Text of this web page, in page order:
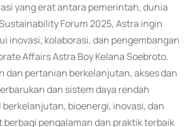
yang erat antara pemerintah, dunia
Forum 2025, Astra ingin
inovasi, kolaborasi, dan pengembangan
Affairs Astra Boy Kelana Soebroto.
dan pertanian berkelanjutan, akses dan
dan sistem daya rendah
bioenergi, inovasi, dan
pengalaman dan praktik terbaik